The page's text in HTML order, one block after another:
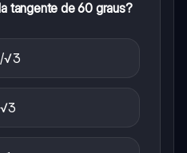
tangente de 60 graus?
√3
√3